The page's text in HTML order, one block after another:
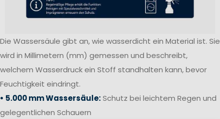
Die Wassersäule gibt an, wie wasserdicht ein Material ist. Sie
wird in Millimetern (mm) gemessen und beschreibt,
welchem Wasserdruck ein Stoff standhalten kann, bevor
Feuchtigkeit eindringt.
• 5.000 mm Wassersäule:Schutz bei leichtem Regen und
gelegentlichen Schauern